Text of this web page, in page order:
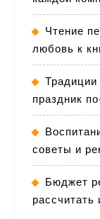
Чтение
любовь к
праздник
советы и
Бюджет